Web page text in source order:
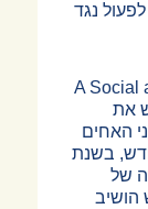
נגד
A Social
עמ' 203 מדגיש את
האחים
בשנת
של
הושיב